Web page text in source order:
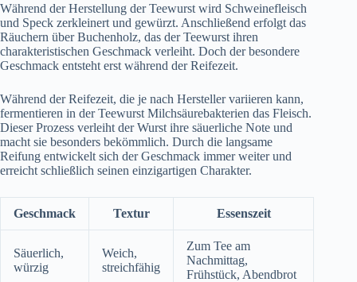
Während der Herstellung der Teewurst wird Schweinefleisch
und Speck zerkleinert und gewürzt. Anschließend erfolgt das
Räuchern über Buchenholz, das der Teewurst ihren
charakteristischen Geschmack verleiht. Doch der besondere
Geschmack entsteht erst während der Reifezeit.
Während der Reifezeit, die je nach Hersteller variieren kann,
fermentieren in der Teewurst Milchsäurebakterien das Fleisch.
Dieser Prozess verleiht der Wurst ihre säuerliche Note und
macht sie besonders bekömmlich. Durch die langsame
Reifung entwickelt sich der Geschmack immer weiter und
erreicht schließlich seinen einzigartigen Charakter.
Geschmack Textur Essenszeit
Säuerlich,
würzig
Weich,
streichfähig
Zum Tee am
Nachmittag,
Frühstück, Abendbrot